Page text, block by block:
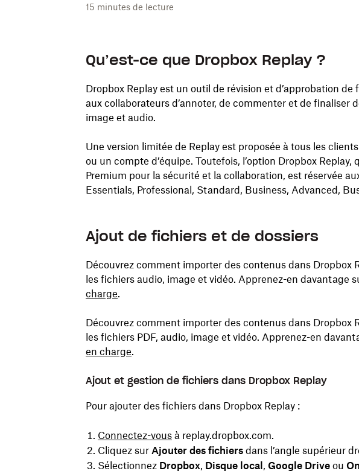
15 minutes de lecture
Qu’est-ce que Dropbox Replay ?
Dropbox Replay est un outil de révision et d’approbation
aux collaborateurs d’annoter, de commenter et de finaliser
image et audio.
Une version limitée de Replay est proposée à tous les
ou un compte d’équipe. Toutefois, l’option Dropbox
Premium pour la sécurité et la collaboration, est réservée
Essentials, Professional, Standard, Business, Advanced,
Ajout de fichiers et de dossiers
Découvrez comment importer des contenus dans Dropbox
les fichiers audio, image et vidéo. Apprenez-en davantage
charge.
Découvrez comment importer des contenus dans Dropbox
les fichiers PDF, audio, image et vidéo. Apprenez-en
en charge.
Ajout et gestion de fichiers dans Dropbox Replay
Pour ajouter des fichiers dans Dropbox Replay :
Connectez-vous à replay.dropbox.com.
Cliquez sur Ajouter des fichiers dans l’angle supérieur
Sélectionnez Dropbox, Disque local , Google Drive ou